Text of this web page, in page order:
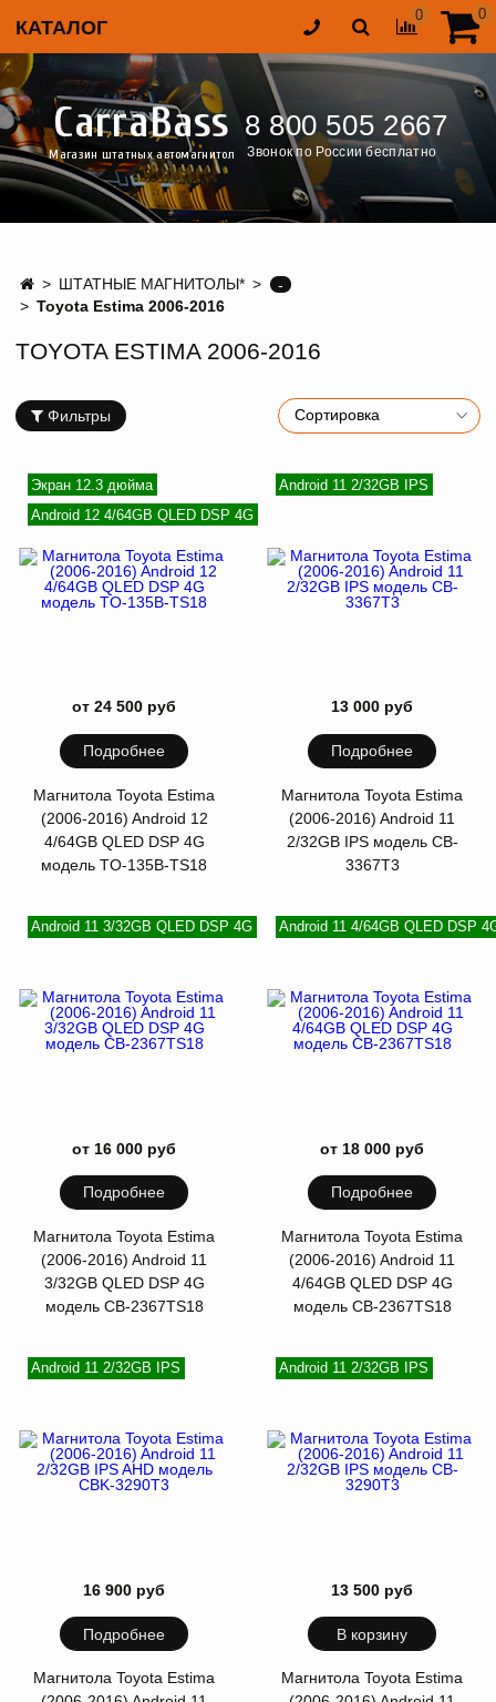
КАТАЛОГ
0 0
CarraBass
Магазин штатных автомагнитол
8 800 505 2667
Звонок по России бесплатно
ШТАТНЫЕ МАГНИТОЛЫ*
-
Toyota Estima 2006-2016
TOYOTA ESTIMA 2006-2016
Фильтры
Экран 12.3 дюйма
Android 12 4/64GB QLED DSP 4G
от 24 500 руб
Подробнее
Магнитола Toyota Estima
(2006-2016) Android 12
4/64GB QLED DSP 4G
модель TO-135B-TS18
Android 11 2/32GB IPS
13 000 руб
Подробнее
Магнитола Toyota Estima
(2006-2016) Android 11
2/32GB IPS модель CB-
3367T3
Android 11 3/32GB QLED DSP 4G
от 16 000 руб
Подробнее
Магнитола Toyota Estima
(2006-2016) Android 11
3/32GB QLED DSP 4G
модель CB-2367TS18
Android 11 4/64GB QLED DSP
от 18 000 руб
Подробнее
Магнитола Toyota Estima
(2006-2016) Android 11
4/64GB QLED DSP 4G
модель CB-2367TS18
Android 11 2/32GB IPS
16 900 руб
Подробнее
Магнитола Toyota Estima
Android 11 2/32GB IPS
13 500 руб
В корзину
Магнитола Toyota Estima